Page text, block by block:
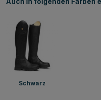
Schwarz